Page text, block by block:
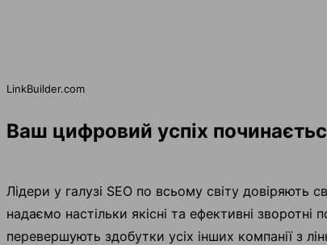
LinkBuilder.com
Ваш цифровий успіх
Лідери у галузі SEO по всьому світу довіряють
надаємо настільки якісні та ефективні зворотні
перевершують здобутки усіх інших компанії з